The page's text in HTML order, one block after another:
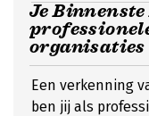
Je
organisaties
Een verkenning
ben jij als